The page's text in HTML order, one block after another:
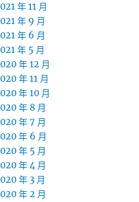
年 11 月
年 9 月
年 6 月
年 5 月
年 12 月
年 11 月
年 10 月
年 8 月
年 7 月
年 6 月
年 5 月
年 4 月
年 3 月
年 2 月